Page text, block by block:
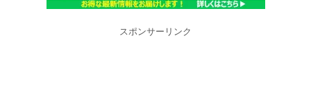
スポンサーリンク